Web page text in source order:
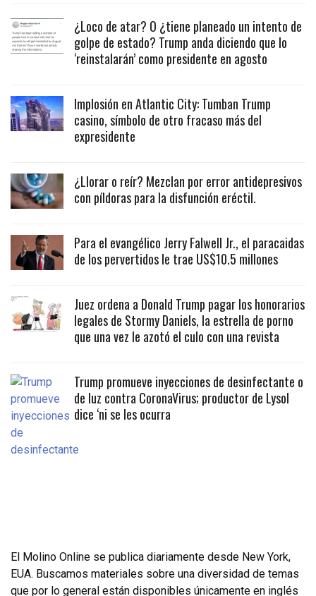
¿Loco de atar? O ¿tiene planeado un intento de
golpe de estado? Trump anda diciendo que lo
‘reinstalarán’ como presidente en agosto
Implosión en Atlantic City: Tumban Trump
casino, símbolo de otro fracaso más del
expresidente
¿Llorar o reír? Mezclan por error antidepresivos
con píldoras para la disfunción eréctil.
Para el evangélico Jerry Falwell Jr., el paracaidas
de los pervertidos le trae US$10.5 millones
Juez ordena a Donald Trump pagar los honorarios
legales de Stormy Daniels, la estrella de porno
que una vez le azotó el culo con una revista
Trump promueve inyecciones de desinfectante o
de luz contra CoronaVirus; productor de Lysol
dice ‘ni se les ocurra
El Molino Online se publica diariamente desde New York,
EUA. Buscamos materiales sobre una diversidad de temas
que por lo general están disponibles únicamente en inglés